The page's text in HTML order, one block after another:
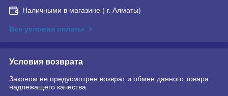
Наличными в магазине ( г. Алматы)
Все условия оплаты
Условия возврата
Законом не предусмотрен возврат и обмен данного товара
надлежащего качества